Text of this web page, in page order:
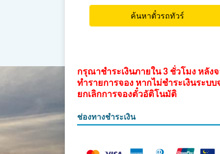
กรุณาชำระเงินภายใน 3 ชั่วโมง หลัง
ทำรายการจอง หากไม่ชำระเงินระบบ
ยกเลิกการจองตั๋วอัติโนมัติ
ช่องทางชำระเงิน